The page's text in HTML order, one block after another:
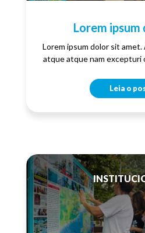
Lorem
Lorem ipsum dolor sit
atque atque nam
Leia o